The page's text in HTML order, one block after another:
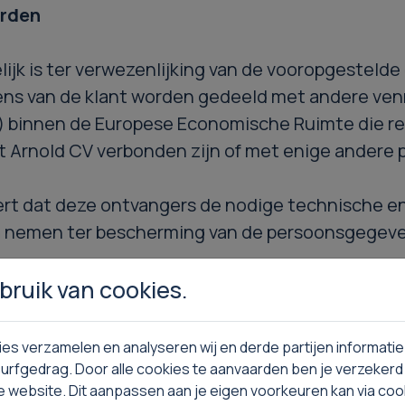
is ter verwezenlijking van de
van de klant worden gedeeld met andere
binnen de Europese Economische Ruimte die
CV verbonden zijn of met enige andere
dat deze ontvangers de nodige technische
ter bescherming van de
verwerkt voor klantenbeheer zullen worden
is om aan de wettelijke vereisten te
van cookies.
verzamelen en analyseren wij en derde partijen
Door alle cookies te aanvaarden ben je
website. Dit aanpassen aan je eigen voorkeuren kan via